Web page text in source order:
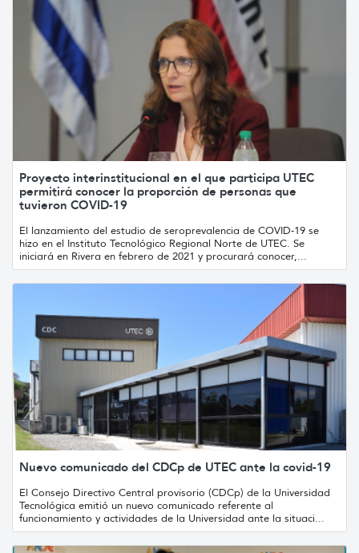
Proyecto interinstitucional en el que participa UTEC
permitirá conocer la proporción de personas que
tuvieron COVID-19
El lanzamiento del estudio de seroprevalencia de COVID-19 se
hizo en el Instituto Tecnológico Regional Norte de UTEC. Se
iniciará en Rivera en febrero de 2021 y procurará conocer,...
Nuevo comunicado del CDCp de UTEC ante la covid-19
El Consejo Directivo Central provisorio (CDCp) de la Universidad
Tecnológica emitió un nuevo comunicado referente al
funcionamiento y actividades de la Universidad ante la situaci...